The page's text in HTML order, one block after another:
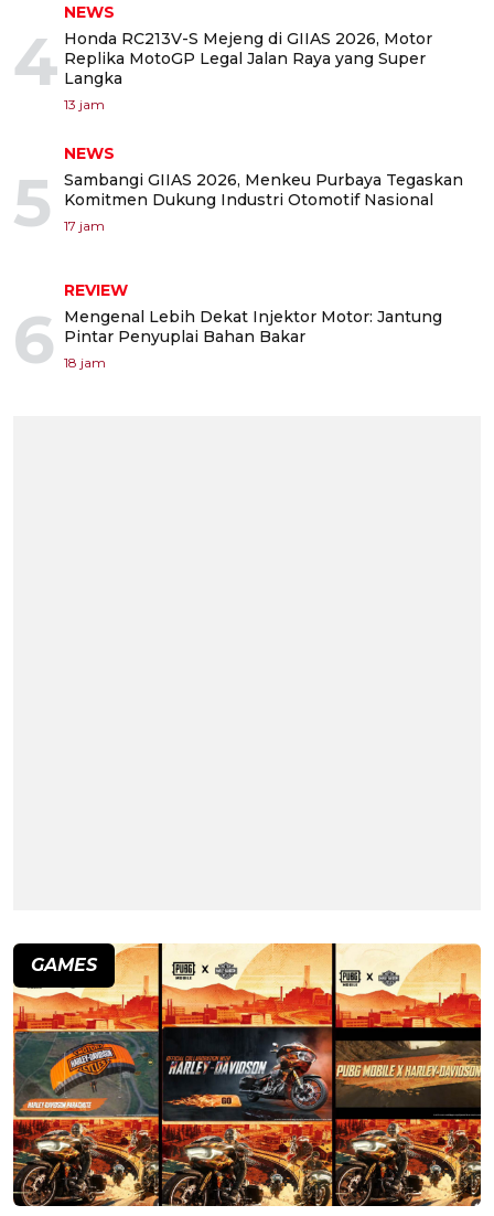
4
NEWS
Honda RC213V-S Mejeng di GIIAS 2026, Motor
Replika MotoGP Legal Jalan Raya yang Super
Langka
13 jam
5
NEWS
Sambangi GIIAS 2026, Menkeu Purbaya Tegaskan
Komitmen Dukung Industri Otomotif Nasional
17 jam
6
REVIEW
Mengenal Lebih Dekat Injektor Motor: Jantung
Pintar Penyuplai Bahan Bakar
18 jam
GAMES